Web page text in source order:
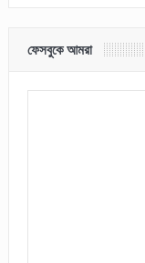
ফেসবুকে আমরা